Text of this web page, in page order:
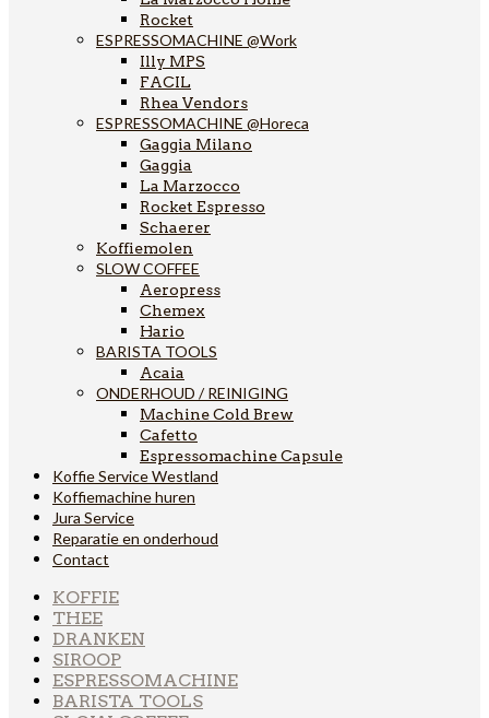
Rocket
ESPRESSOMACHINE @Work
Illy MPS
FACIL
Rhea Vendors
ESPRESSOMACHINE @Horeca
Gaggia Milano
Gaggia
La Marzocco
Rocket Espresso
Schaerer
Koffiemolen
SLOW COFFEE
Aeropress
Chemex
Hario
BARISTA TOOLS
Acaia
ONDERHOUD / REINIGING
Machine Cold Brew
Cafetto
Espressomachine Capsule
Koffie Service Westland
Koffiemachine huren
Jura Service
Reparatie en onderhoud
Contact
KOFFIE
THEE
DRANKEN
SIROOP
ESPRESSOMACHINE
BARISTA TOOLS